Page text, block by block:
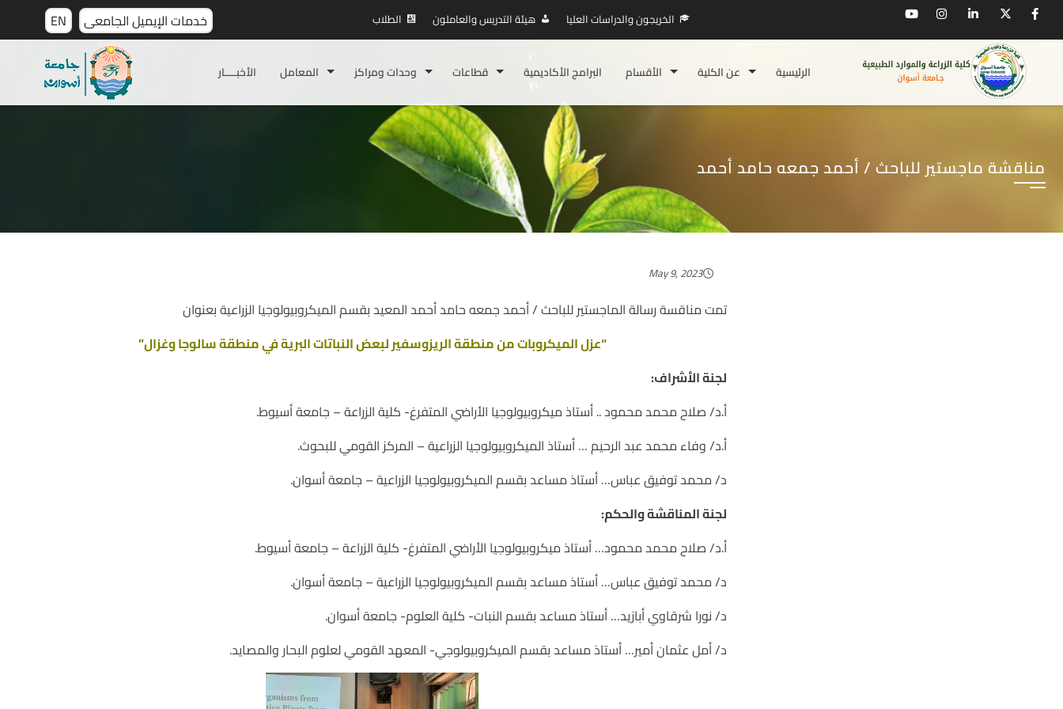
EN خدمات الإيميل الجامعى الطلاب هيئة التدريس والعاملون الخريجون والدراسات العليا
الأخبـــــار المعامل وحدات ومراكز قطاعات البرامج الأكاديمية الأقسام عن الكلية الرئيسية
مناقشة ماجستير للباحث / أحمد جمعه حامد أحمد
May 9, 2023
تمت مناقسة رسالة الماجستير للباحث / أحمد جمعه حامد أحمد المعيد بقسم الميكروبيولوجيا الزراعية بعنوان
“عزل الميكروبات من منطقة الريزوسفير لبعض النباتات البرية في منطقة سالوجا وغزال”
لجنة الأشراف:
أ.د/ صلاح محمد محمود ..أستاذ ميكروبيولوجيا الأراضي المتفرغ- كلية الزراعة – جامعة أسيوط.
أ.د/ وفاء محمد عبد الرحيم … أستاذ الميكروبيولوجيا الزراعية – المركز القومي للبحوث.
د/ محمد توفيق عباس…أستاذ مساعد بقسم الميكروبيولوجيا الزراعية – جامعة أسوان.
لجنة المناقشة والحكم:
أ.د/ صلاح محمد محمود…أستاذ ميكروبيولوجيا الأراضي المتفرغ- كلية الزراعة – جامعة أسيوط.
د/ محمد توفيق عباس…أستاذ مساعد بقسم الميكروبيولوجيا الزراعية – جامعة أسوان.
د/ نورا شرقاوي أبازيد…أستاذ مساعد بقسم النبات- كلية العلوم- جامعة أسوان.
د/ أمل عثمان أمير…أستاذ مساعد بقسم الميكروبيولوجي- المعهد القومي لعلوم البحار والمصايد.